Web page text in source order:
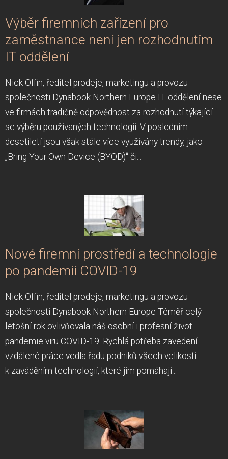
Výběr firemních zařízení pro
zaměstnance není jen rozhodnutím
IT oddělení
Nick Offin, ředitel prodeje, marketingu a provozu
společnosti Dynabook Northern Europe IT oddělení nese
ve firmách tradičně odpovědnost za rozhodnutí týkající
se výběru používaných technologií. V posledním
desetiletí jsou však stále více využívány trendy, jako
„Bring Your Own Device (BYOD)“ či...
Nové firemní prostředí a technologie
po pandemii COVID-19
Nick Offin, ředitel prodeje, marketingu a provozu
společnosti Dynabook Northern Europe Téměř celý
letošní rok ovlivňovala náš osobní i profesní život
pandemie viru COVID-19. Rychlá potřeba zavedení
vzdálené práce vedla řadu podniků všech velikostí
k zaváděním technologií, které jim pomáhají...